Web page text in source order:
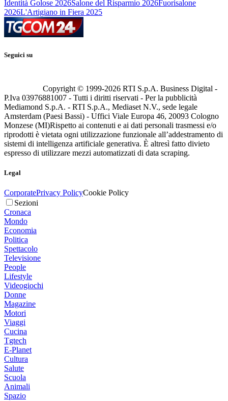
Identità Golose 2026Salone del Risparmio 2026Fuorisalone
2026L'Artigiano in Fiera 2025
Seguici su
Copyright © 1999-2026 RTI S.p.A. Business Digital -
P.Iva 03976881007 - Tutti i diritti riservati - Per la pubblicità
Mediamond S.p.A. - RTI S.p.A., Mediaset N.V., sede legale
Amsterdam (Paesi Bassi) - Uffici Viale Europa 46, 20093 Cologno
Monzese (MI)Rispetto ai contenuti e ai dati personali trasmessi e/o
riprodotti è vietata ogni utilizzazione funzionale all’addestramento di
sistemi di intelligenza artificiale generativa. È altresì fatto divieto
espresso di utilizzare mezzi automatizzati di data scraping.
Legal
CorporatePrivacy PolicyCookie Policy
Sezioni
Cronaca
Mondo
Economia
Politica
Spettacolo
Televisione
People
Lifestyle
Videogiochi
Donne
Magazine
Motori
Viaggi
Cucina
Tgtech
E-Planet
Cultura
Salute
Scuola
Animali
Spazio